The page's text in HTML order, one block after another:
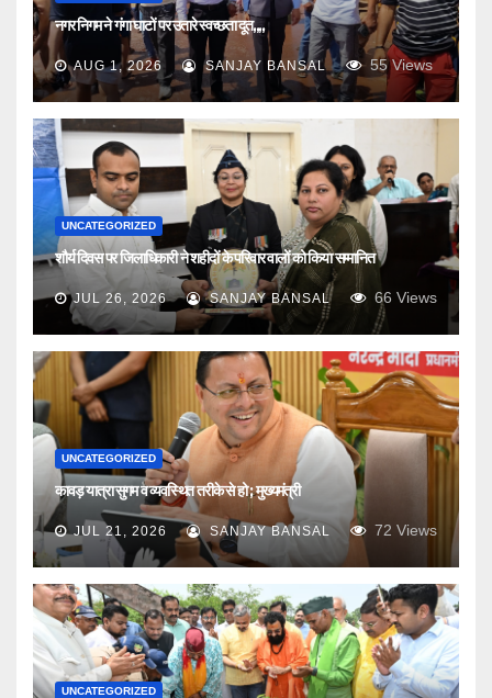
नगर निगम ने गंगा घाटों पर उतारे स्वच्छता दूत,,,,
AUG 1, 2026 SANJAY BANSAL 55Views
UNCATEGORIZED
शौर्य दिवस पर जिलाधिकारी ने शहीदों के परिवार वालों को किया सम्मानित
JUL 26, 2026 SANJAY BANSAL 66 Views
UNCATEGORIZED
कावड़ यात्रा सुगम व व्यवस्थित तरीके से हो ; मुख्यमंत्री
JUL 21, 2026 SANJAY BANSAL 72 Views
UNCATEGORIZED